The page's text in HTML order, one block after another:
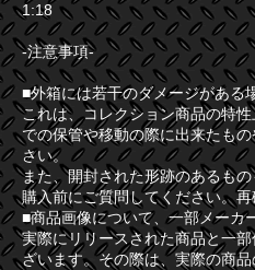
1:18
-注意事項-
■外箱には若干のダメージがある
これは、コレクション商品の特
での保管や移動の際に出来たも
さい。
また、開封された形跡のあるも
購入前にご質問してください。
■商品画像について、一部メーカ
実際にリリースされた商品と一
ざいます。その際は、実際の商